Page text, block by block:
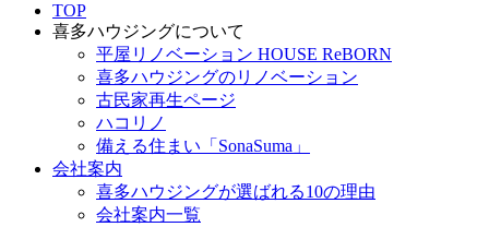
TOP
喜多ハウジングについて
平屋リノベーション HOUSE ReBORN
喜多ハウジングのリノベーション
古民家再生ページ
ハコリノ
備える住まい「SonaSuma」
会社案内
喜多ハウジングが選ばれる10の理由
会社案内一覧